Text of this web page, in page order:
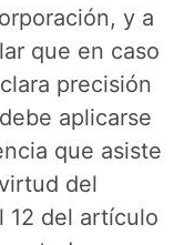
y a
que en caso
precisión
aplicarse
que asiste
del
12 del artículo